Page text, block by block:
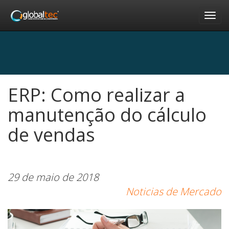
ERP: Como realizar a
manutenção do cálculo
de vendas
29 de maio de 2018
Noticias de Mercado